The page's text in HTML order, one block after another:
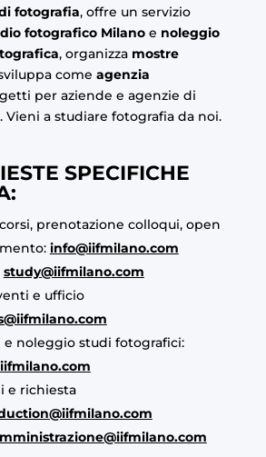
fotografia, offre un servizio
fotografico Milano e noleggio
, organizza mostre
come agenzia
per aziende e agenzie di
Vieni a studiare fotografia da noi.
SPECIFICHE
prenotazione colloqui, open
info@iifmilano.com
study@iifmilano.com
e ufficio
e noleggio studi fotografici:
e richiesta